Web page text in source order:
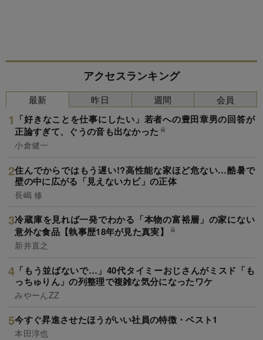
アクセスランキング
最新
「好きなことを仕事にしたい」若者への豊田章男の回答が
正論すぎて、ぐうの音も出なかった
小倉健一
住んでからではもう遅い!?高性能な家ほど危ない…酷暑で
壁の中に広がる「見えないカビ」の正体
長嶋 修
冷蔵庫を見れば一発でわかる「本物の富裕層」の家にない
意外な食品【執事歴18年が見た真実】
新井直之
「もう並ばないで…」40代タイミーおじさんがミスド「も
っちゅりん」の列整理で複雑な気分になったワケ
みやーんZZ
今すぐ昇進させたほうがいい社員の特徴・ベスト1
本田淳也
昨日 週間 会員